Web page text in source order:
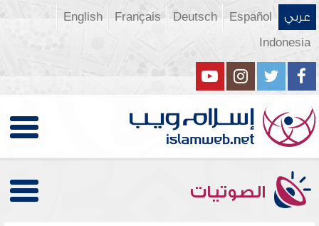
عربي Español
Deutsch
Français
English
Indonesia
الصوتيات